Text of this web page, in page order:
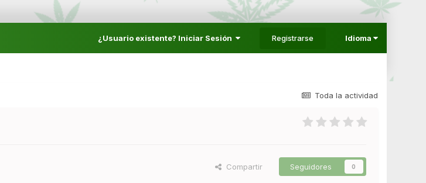
¿Usuario existente? Iniciar Sesión Registrarse Idioma
Toda la actividad
Compartir Seguidores 0